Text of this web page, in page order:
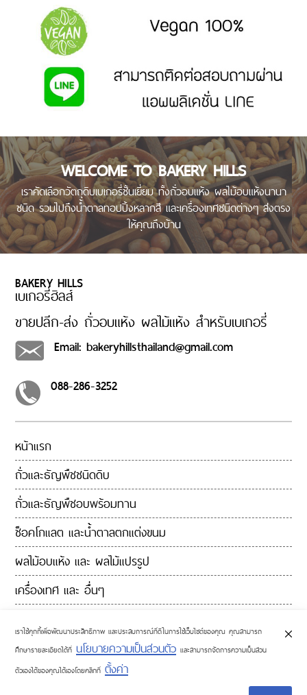
WELCOME TO BAKERY HILLS
เราคัดเลือกวัตถุดิบเบเกอรี่ชั้นเยี่ยม ทั้งถั่วอบแห้ง ผลไม้อบแห้งนานา
ชนิด รวมไปถึงน้ำตาลทอปปิ้งหลากสี และเครื่องเทศชนิดต่างๆ ส่งตรง
ให้คุณถึงบ้าน
BAKERY HILLS
เบเกอรี่ฮิลส์
ขายปลีก-ส่ง ถั่วอบแห้ง ผลไม้แห้ง สำหรับเบเกอรี่
Email: bakeryhillsthailand@gmail.com
088-286-3252
หน้าแรก
ถั่วและธัญพืชชนิดดิบ
ถั่วและธัญพืชอบพร้อมทาน
ช็อคโกแลต และน้ำตาลตกแต่งขนม
ผลไม้อบแห้ง และ ผลไม้แปรรูป
เครื่องเทศ และ อื่นๆ
เราใช้คุกกี้เพื่อพัฒนาประสิทธิภาพ และประสบการณ์ที่ดีในการใช้เว็บไซต์ของคุณ คุณสามารถ
ศึกษารายละเอียดได้ที่ นโยบายความเป็นส่วนตัว และสามารถจัดการความเป็นส่วน
ตัวเองได้ของคุณได้เองโดยคลิกที่ ตั้งค่า